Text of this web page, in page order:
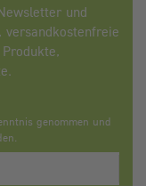
und
versandkostenfreie
genommen und
E-Mail Adresse